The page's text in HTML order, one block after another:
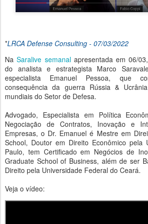
*LRCA Defense Consulting - 07/03/2022
NaSaralive semanalapresentada em 06/
do analista e estrategista Marco
especialista Emanuel Pessoa, que
consequência da guerra Rússia &
mundiais do Setor de Defesa.
Advogado, Especialista em Política
Negociação de Contratos, Inovação e
Empresas, o Dr. Emanuel é Mestre em
School, Doutor em Direito Econômico pela
Paulo, tem Certificado em Negócios de
Graduate School of Business, além de ser
Direito pela Universidade Federal do Ceará.
Veja o vídeo: